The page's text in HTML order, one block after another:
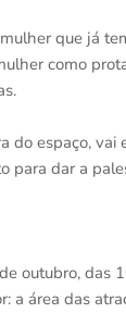
que já
como
do espaço,
para dar a
outubro, das
a área das